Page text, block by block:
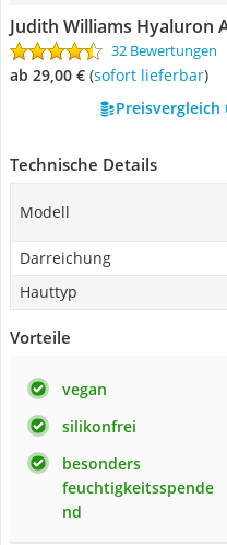
Judith Williams Hyaluron
32 Bewertungen
ab 29,00 € ( Sofort lieferbar)
Technische Details
Modell
Darreichung
Hauttyp
Vorteile
vegan
silikonfrei
besonders
feuchtigkeitsspende
nd